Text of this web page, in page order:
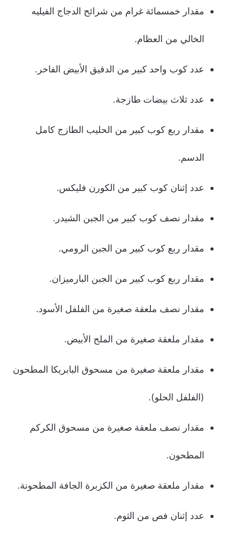
مقدار خمسمائة غرام من شرائح الدجاج الفيليه
الخالي من العظام.
عدد كوب واحد كبير من الدقيق الأبيض الفاخر.
عدد ثلاث بيضات طازجة.
مقدار ربع كوب كبير من الحليب الطازج كامل
الدسم.
عدد إثنان كوب كبير من الكورن فليكس.
مقدار نصف كوب كبير من الجبن الشيدر.
مقدار ربع كوب كبير من الجبن الرومي.
مقدار ربع كوب كبير من الجبن البارميزان.
مقدار نصف ملعقة صغيرة من الفلفل الأسود.
مقدار ملعقة صغيرة من الملح الأبيض.
مقدار ملعقة صغيرة من مسحوق البابريكا المطحون
(الفلفل الحلو).
مقدار نصف ملعقة صغيرة من مسحوق الكركم
المطحون.
مقدار ملعقة صغيرة من الكزبرة الجافة المطحونة.
عدد إثنان فص من الثوم.